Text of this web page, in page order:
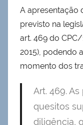
A apresentação
previsto na
art. 469 do
2015), podendo
momento dos
Art. 469.
quesitos
diligência,